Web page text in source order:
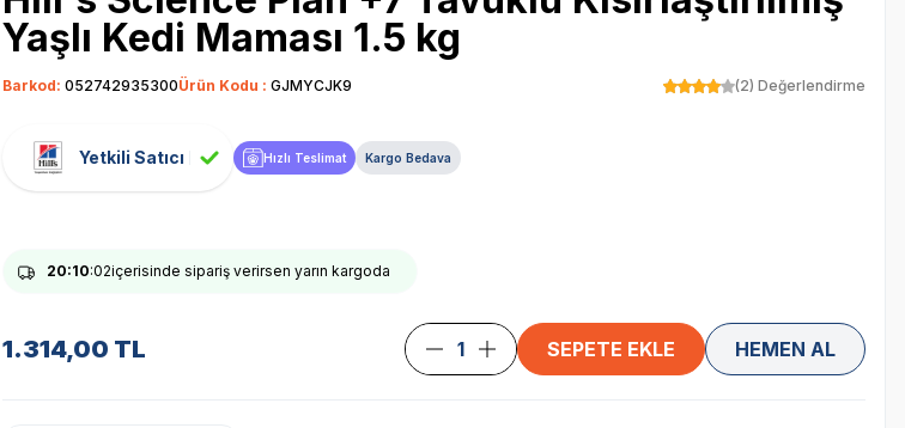
Yaşlı Kedi Maması 1.5 kg
Barkod: 052742935300Ürün Kodu : GJMYCJK9 (2) Değerlendirme
Yetkili Satıcı Hızlı Teslimat Kargo Bedava
20:10:01içerisinde sipariş verirsen yarın kargoda
1.314,00 TL SEPETE EKLE HEMEN AL